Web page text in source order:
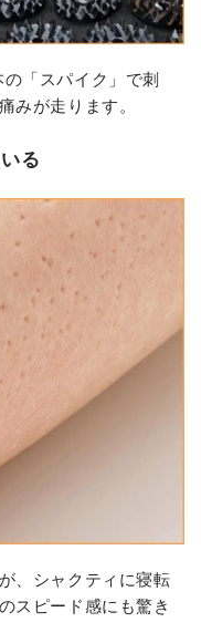
「スパイク」で刺
みが走ります。
る
、シャクティに寝転
スピード感にも驚き